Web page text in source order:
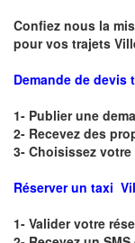
Confiez nous la
pour vos trajets
Demande de
1- Publier une
2- Recevez des
3- Choisissez
Réserver un taxi
1- Valider votre